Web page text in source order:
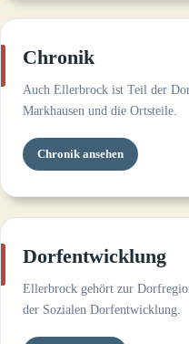
Chronik
Auch Ellerbrock ist Teil der
Markhausen und die Ortsteile.
Chronik ansehen
Dorfentwicklung
Ellerbrock gehört zur
der Sozialen Dorfentwicklung.